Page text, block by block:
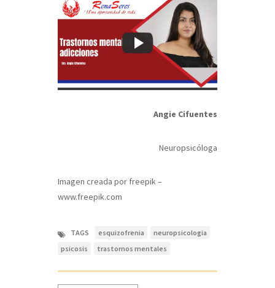
Angie Cifuentes
Neuropsicóloga
Imagen creada por freepik –
www.freepik.com
TAGS esquizofrenia
neuropsicologia
psicosis
trastornos mentales